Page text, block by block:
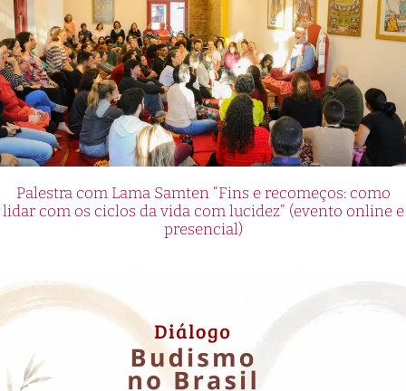
Palestra com Lama Samten “Fins e recomeços: como
lidar com os ciclos da vida com lucidez” (evento online e
presencial)